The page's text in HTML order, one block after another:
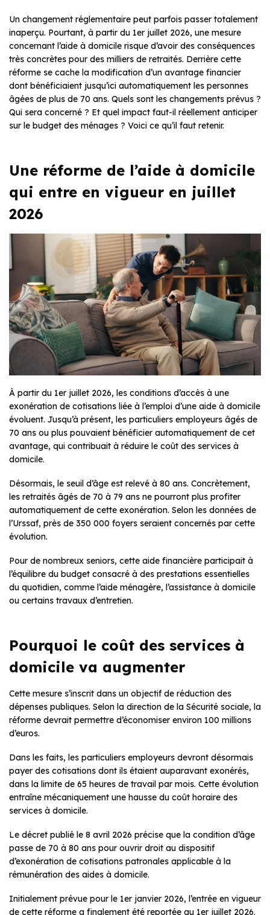
Un changement réglementaire peut parfois passer totalement
inaperçu. Pourtant, à partir du 1er juillet 2026, une mesure
concernant l’aide à domicile risque d’avoir des conséquences
très concrètes pour des milliers de retraités. Derrière cette
réforme se cache la modification d’un avantage financier
dont bénéficiaient jusqu’ici automatiquement les personnes
âgées de plus de 70 ans. Quels sont les changements prévus ?
Qui sera concerné ? Et quel impact faut-il réellement anticiper
sur le budget des ménages ? Voici ce qu’il faut retenir.
Une réforme de l’aide à domicile
qui entre en vigueur en juillet
2026
À partir du 1er juillet 2026, les conditions d’accès à une
exonération de cotisations liée à l’emploi d’une aide à domicile
évoluent. Jusqu’à présent, les particuliers employeurs âgés de
70 ans ou plus pouvaient bénéficier automatiquement de cet
avantage, qui contribuait à réduire le coût des services à
domicile.
Désormais, le seuil d’âge est relevé à 80 ans. Concrètement,
les retraités âgés de 70 à 79 ans ne pourront plus profiter
automatiquement de cette exonération. Selon les données de
l’Urssaf, près de 350 000 foyers seraient concernés par cette
évolution.
Pour de nombreux seniors, cette aide financière participait à
l’équilibre du budget consacré à des prestations essentielles
du quotidien, comme l’aide ménagère, l’assistance à domicile
ou certains travaux d’entretien.
Pourquoi le coût des services à
domicile va augmenter
Cette mesure s’inscrit dans un objectif de réduction des
dépenses publiques. Selon la direction de la Sécurité sociale, la
réforme devrait permettre d’économiser environ 100 millions
d’euros.
Dans les faits, les particuliers employeurs devront désormais
payer des cotisations dont ils étaient auparavant exonérés,
dans la limite de 65 heures de travail par mois. Cette évolution
entraîne mécaniquement une hausse du coût horaire des
services à domicile.
Le décret publié le 8 avril 2026 précise que la condition d’âge
passe de 70 à 80 ans pour ouvrir droit au dispositif
d’exonération de cotisations patronales applicable à la
rémunération des aides à domicile.
Initialement prévue pour le 1er janvier 2026, l’entrée en vigueur
de cette réforme a finalement été reportée au 1er juillet 2026.